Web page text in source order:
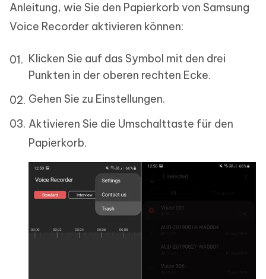
Anleitung, wie Sie den Papierkorb von Samsung
Voice Recorder aktivieren können:
Klicken Sie auf das Symbol mit den drei
Punkten in der oberen rechten Ecke.
Gehen Sie zu Einstellungen.
Aktivieren Sie die Umschalttaste für den
Papierkorb.